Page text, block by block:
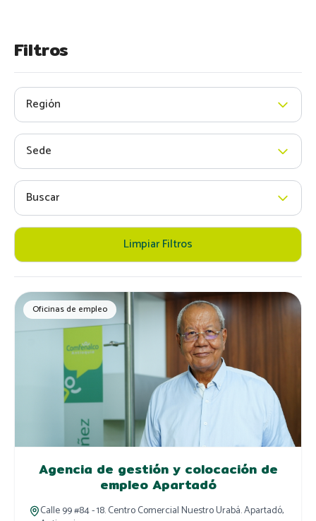
Filtros
Región
Sede
Buscar
Limpiar Filtros
Oficinas de empleo
Agencia de gestión y colocación de
empleo Apartadó
Calle 99 #84 - 18. Centro Comercial Nuestro Urabá. Apartadó,